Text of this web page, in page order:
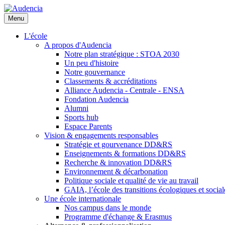
Aller
au
contenu
principal
Menu
L'école
A propos d'Audencia
Notre plan stratégique : STOA 2030
Un peu d'histoire
Notre gouvernance
Classements & accréditations
Alliance Audencia - Centrale - ENSA
Fondation Audencia
Alumni
Sports hub
Espace Parents
Vision & engagements responsables
Stratégie et gourvenance DD&RS
Enseignements & formations DD&RS
Recherche & innovation DD&RS
Environnement & décarbonation
Politique sociale et qualité de vie au travail
GAIA, l’école des transitions écologiques et
Une école internationale
Nos campus dans le monde
Programme d'échange & Erasmus